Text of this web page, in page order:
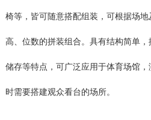
椅等，皆可随意搭配组装，可根据场
高、位数的拼装组合。具有结构简单
储存等特点，可广泛应用于体育场馆
时需要搭建观众看台的场所。